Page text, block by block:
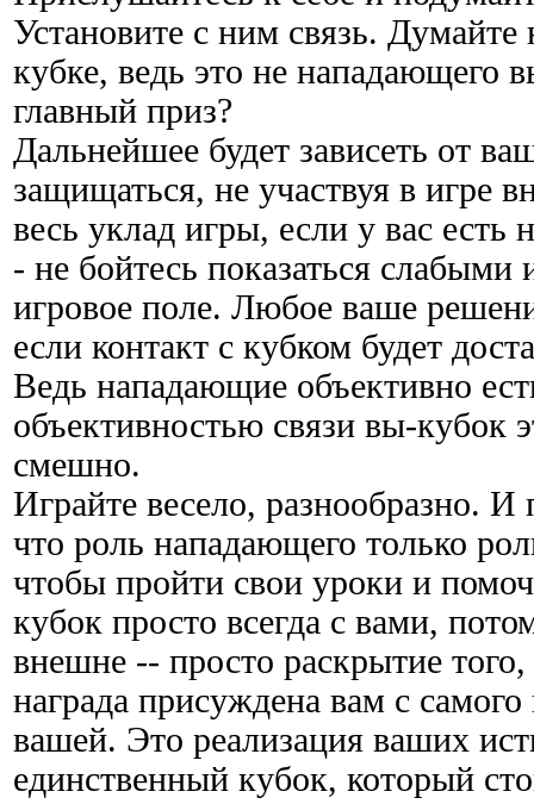
Установите с ним связь.
кубке, ведь это не нападающего
главный приз?
Дальнейшее будет зависеть от
защищаться, не участвуя в игре
весь уклад игры, если у вас есть
- не бойтесь показаться слабыми
игровое поле. Любое ваше
если контакт с кубком будет
Ведь нападающие объективно
объективностью связи вы-кубок
смешно.
Играйте весело, разнообразно. И
что роль нападающего только
чтобы пройти свои уроки и
кубок просто всегда с вами,
внешне -- просто раскрытие
награда присуждена вам с самого
вашей. Это реализация ваших
единственный кубок, который